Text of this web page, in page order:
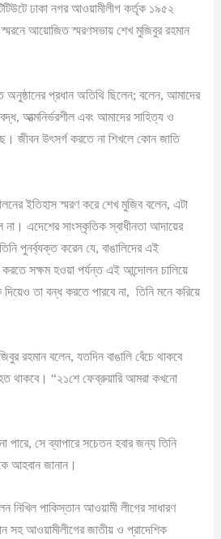
ঢাকা নগর আওয়ামীলীগ কর্তৃক ১৯৫২
স্মরনে আয়োজিত স্মরণসভায় শেখ মুজিবুর রহমান
প্রধান অতিথি ছিলেন; বলেন, আমাদের
আত্মনির্ভরশীল এবং আমাদের সাহিত্য ও
জীবন উৎসর্গ করতে না শিখলে কোন জাতি
ইতিহাস স্মরণ করে শেখ মুজিব বলেন, এটা
এদেশের সাংস্কৃতিক স্বাধীনতা আদায়ের
পুনর্ব্যক্ত করেন যে, বাঙালিদের এই
সক্ষম হওয়া পর্যন্ত এই আন্দোলন চালিয়ে
তা বন্ধ করতে পারবে না, তিনি মনে করিয়ে
রহমান বলেন, যতদিন বাঙালি বেঁচে থাকবে
থাকবে। “২১শে ফেব্রুয়ারি আমরা কখনো
পারে, সে ব্যাপারে সচেতন হবার জন্য তিনি
আহবান জানান।
নিখিল পাকিস্তান আওয়ামী লীগের সাধারণ
সহ আওয়ামীলীগের জাতীয় ও প্রাদেশিক